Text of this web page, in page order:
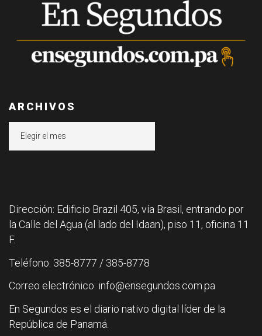
ARCHIVOS
Dirección: Edificio Brazil 405, vía Brasil, entrando por
la Calle del Agua (al lado del Idaan), piso 11, oficina 11
F.
Teléfono: 385-8777 / 385-8778
Correo electrónico: info@ensegundos.com.pa
En Segundos es el diario nativo digital líder de la
República de Panamá.